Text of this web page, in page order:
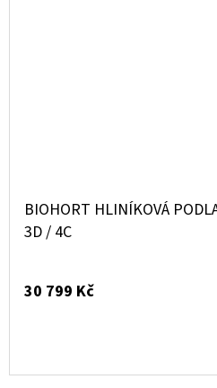
BIOHORT HLINÍKOVÁ
3D / 4C
30 799 Kč